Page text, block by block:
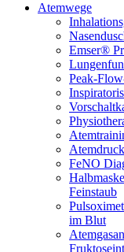
Atemwege
Emser®
Peak-
FeNO
Feinstaub
im Blut